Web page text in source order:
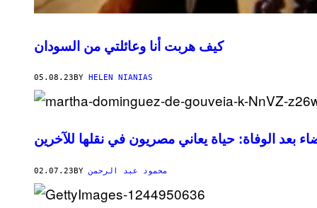
كيف هربت أنا وعائلتي من السودان
05.08.23 BY HELEN NIANIAS
بعد الوفاة: حياة يعاني مصريون في نقلها للآخرين
02.07.23BYمحمود عبد الرحمن